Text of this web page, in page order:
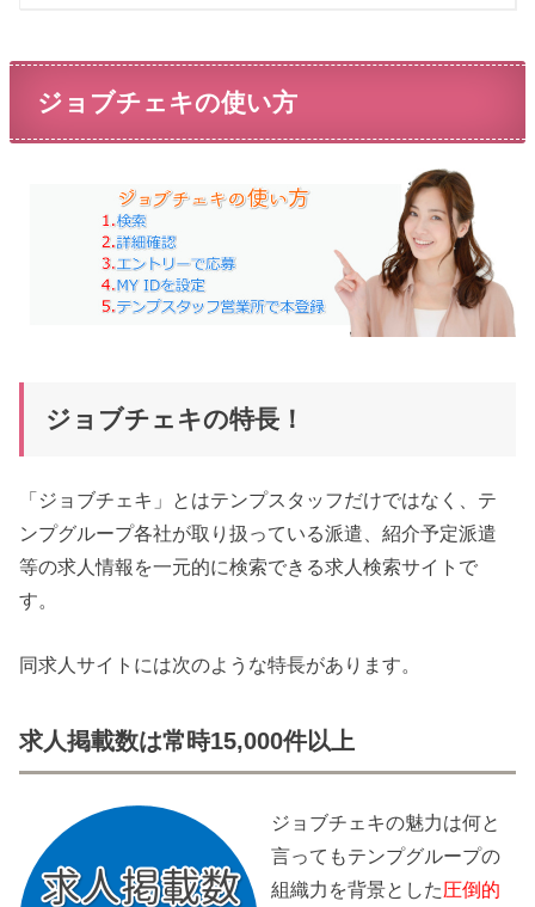
ジョブチェキの使い方
ジョブチェキの特長！
「ジョブチェキ」とはテンプスタッフだけではなく、テ
ンプグループ各社が取り扱っている派遣、紹介予定派遣
等の求人情報を一元的に検索できる求人検索サイトで
す。
同求人サイトには次のような特長があります。
求人掲載数は常時15,000件以上
ジョブチェキの魅力は何と
言ってもテンプグループの
組織力を背景とした圧倒的